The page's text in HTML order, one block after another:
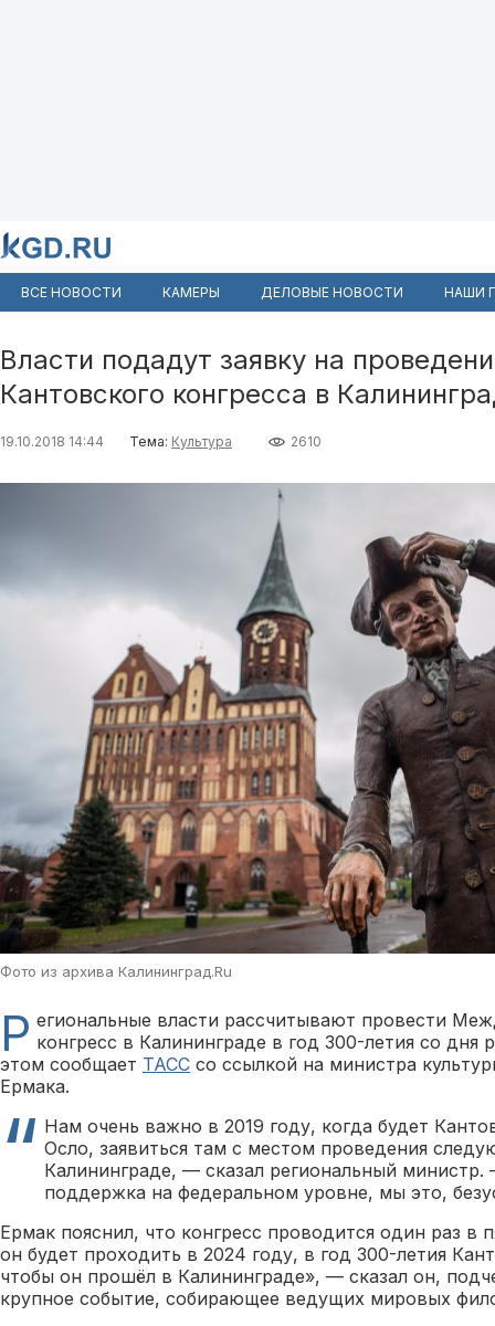
ВСЕ НОВОСТИ КАМЕРЫ ДЕЛОВЫЕ НОВОСТИ НАШИ
Власти подадут заявку на
Кантовского конгресса в
19.10.2018 14:44 Тема: Культура 2610
Фото из архива Калининград.Ru
Р егиональные власти рассчитывают провести
конгресс в Калининграде в год 300-летия со дня
этом сообщает ТАСС со ссылкой на министра
Ермака.
Нам очень важно в 2019 году, когда будет
Осло, заявиться там с местом проведения
Калининграде, — сказал региональный министр.
поддержка на федеральном уровне, мы это,
Ермак пояснил, что конгресс проводится один раз в
он будет проходить в 2024 году, в год 300-летия
чтобы он прошёл в Калининграде», — сказал он,
крупное событие, собирающее ведущих мировых